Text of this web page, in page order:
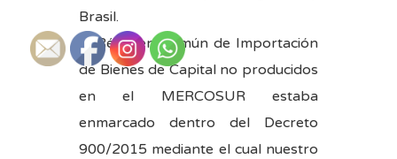
Brasil.
El Régimen Común de Importación
de Bienes de Capital no producidos
en el MERCOSUR estaba
enmarcado dentro del Decreto
900/2015 mediante el cual nuestro